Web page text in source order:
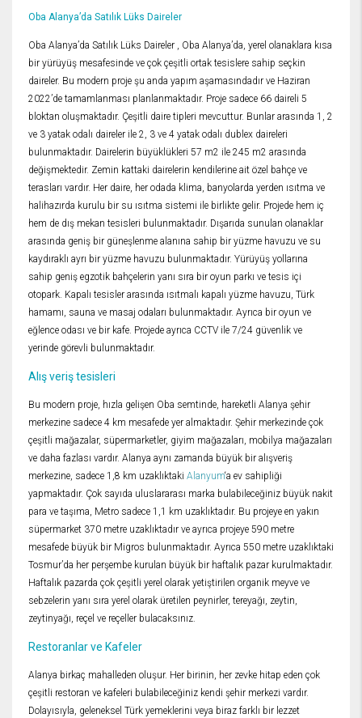
Oba Alanya’da Satılık Lüks Daireler
Oba Alanya’da Satılık Lüks Daireler , Oba Alanya’da, yerel olanaklara kısa
bir yürüyüş mesafesinde ve çok çeşitli ortak tesislere sahip seçkin
daireler. Bu modern proje şu anda yapım aşamasındadır ve Haziran
2022’de tamamlanması planlanmaktadır. Proje sadece 66 daireli 5
bloktan oluşmaktadır. Çeşitli daire tipleri mevcuttur. Bunlar arasında 1, 2
ve 3 yatak odalı daireler ile 2, 3 ve 4 yatak odalı dublex daireleri
bulunmaktadır. Dairelerin büyüklükleri 57 m2 ile 245 m2 arasında
değişmektedir. Zemin kattaki dairelerin kendilerine ait özel bahçe ve
terasları vardır. Her daire, her odada klima, banyolarda yerden ısıtma ve
halihazırda kurulu bir su ısıtma sistemi ile birlikte gelir. Projede hem iç
hem de dış mekan tesisleri bulunmaktadır. Dışarıda sunulan olanaklar
arasında geniş bir güneşlenme alanına sahip bir yüzme havuzu ve su
kaydıraklı ayrı bir yüzme havuzu bulunmaktadır. Yürüyüş yollarına
sahip geniş egzotik bahçelerin yanı sıra bir oyun parkı ve tesis içi
otopark. Kapalı tesisler arasında ısıtmalı kapalı yüzme havuzu, Türk
hamamı, sauna ve masaj odaları bulunmaktadır. Ayrıca bir oyun ve
eğlence odası ve bir kafe. Projede ayrıca CCTV ile 7/24 güvenlik ve
yerinde görevli bulunmaktadır.
Alış veriş tesisleri
Bu modern proje, hızla gelişen Oba semtinde, hareketli Alanya şehir
merkezine sadece 4 km mesafede yer almaktadır. Şehir merkezinde çok
çeşitli mağazalar, süpermarketler, giyim mağazaları, mobilya mağazaları
ve daha fazlası vardır. Alanya aynı zamanda büyük bir alışveriş
merkezine, sadece 1,8 km uzaklıktaki Alanyum‘a ev sahipliği
yapmaktadır. Çok sayıda uluslararası marka bulabileceğiniz büyük nakit
para ve taşıma, Metro sadece 1,1 km uzaklıktadır. Bu projeye en yakın
süpermarket 370 metre uzaklıktadır ve ayrıca projeye 590 metre
mesafede büyük bir Migros bulunmaktadır. Ayrıca 550 metre uzaklıktaki
Tosmur’da her perşembe kurulan büyük bir haftalık pazar kurulmaktadır.
Haftalık pazarda çok çeşitli yerel olarak yetiştirilen organik meyve ve
sebzelerin yanı sıra yerel olarak üretilen peynirler, tereyağı, zeytin,
zeytinyağı, reçel ve reçeller bulacaksınız.
Restoranlar ve Kafeler
Alanya birkaç mahalleden oluşur. Her birinin, her zevke hitap eden çok
çeşitli restoran ve kafeleri bulabileceğiniz kendi şehir merkezi vardır.
Dolayısıyla, geleneksel Türk yemeklerini veya biraz farklı bir lezzet